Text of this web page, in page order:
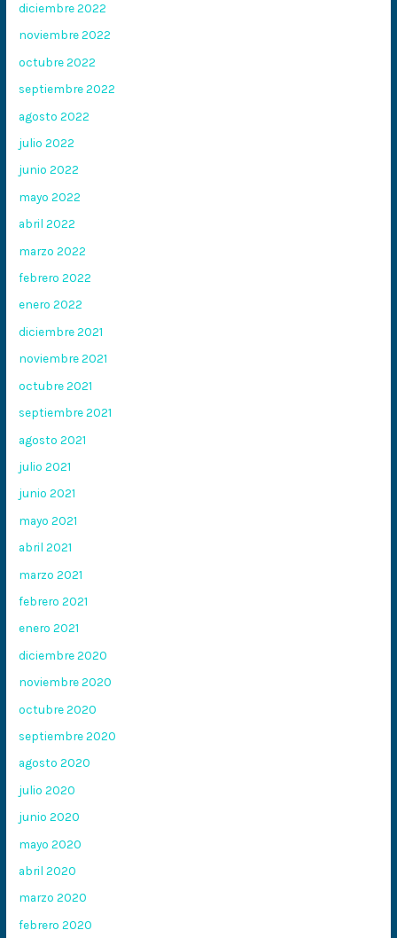
diciembre 2022
noviembre 2022
octubre 2022
septiembre 2022
agosto 2022
julio 2022
junio 2022
mayo 2022
abril 2022
marzo 2022
febrero 2022
enero 2022
diciembre 2021
noviembre 2021
octubre 2021
septiembre 2021
agosto 2021
julio 2021
junio 2021
mayo 2021
abril 2021
marzo 2021
febrero 2021
enero 2021
diciembre 2020
noviembre 2020
octubre 2020
septiembre 2020
agosto 2020
julio 2020
junio 2020
mayo 2020
abril 2020
marzo 2020
febrero 2020